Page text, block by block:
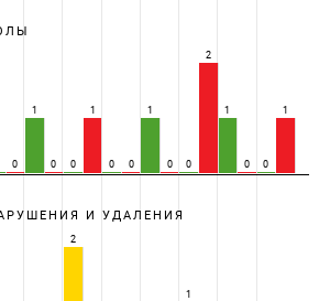
0
1
0 0
1
0 0
1
0 0
2
1
0 0
1
И УДАЛЕНИЯ
2
1